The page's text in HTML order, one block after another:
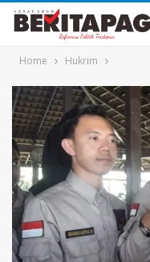
Home Hukrim